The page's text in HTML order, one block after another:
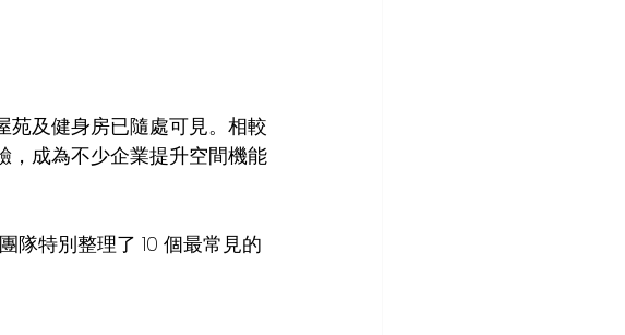
苑及健身房已隨處可見。相較
，成為不少企業提升空間機能
隊特別整理了 10 個最常見的